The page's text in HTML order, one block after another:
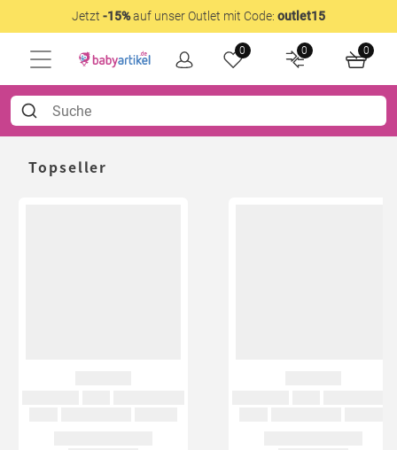
Jetzt -15%auf unser Outlet mit Code: outlet15
0 0 0
Topseller